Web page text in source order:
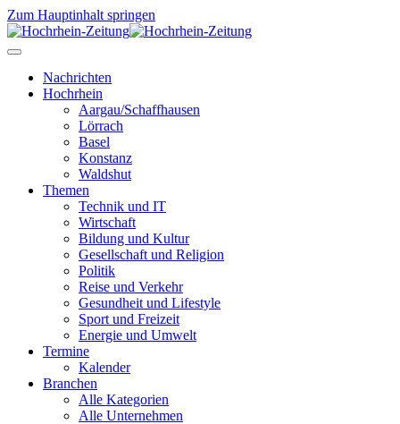
Zum Hauptinhalt springen
Nachrichten
Hochrhein
Aargau/Schaffhausen
Lörrach
Basel
Konstanz
Waldshut
Themen
Technik und IT
Wirtschaft
Bildung und Kultur
Gesellschaft und Religion
Politik
Reise und Verkehr
Gesundheit und Lifestyle
Sport und Freizeit
Energie und Umwelt
Termine
Kalender
Branchen
Alle Kategorien
Alle Unternehmen